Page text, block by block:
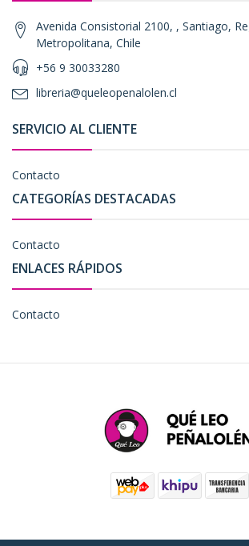
Avenida Consistorial 2100, , Santiago,
Metropolitana, Chile
+56 9 30033280
libreria@queleopenalolen.cl
SERVICIO AL CLIENTE
Contacto
CATEGORÍAS DESTACADAS
Contacto
ENLACES RÁPIDOS
Contacto